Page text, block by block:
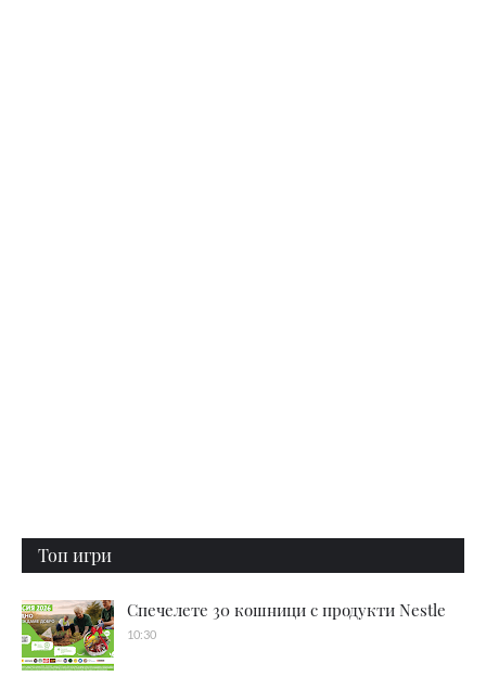
Топ игри
Спечелете 30 кошници с продукти Nestle
10:30